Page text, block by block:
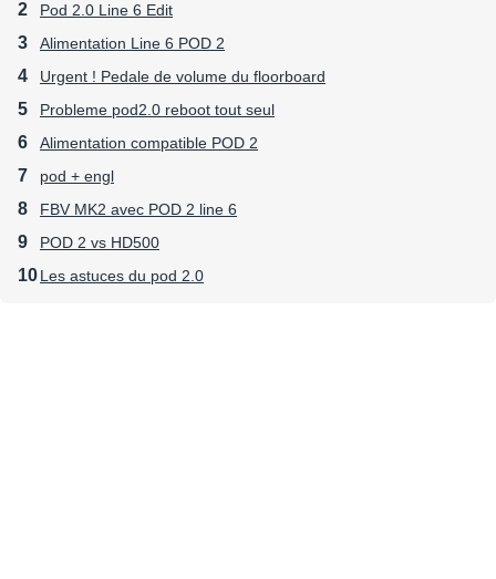
Pod 2.0 Line 6 Edit
Alimentation Line 6 POD 2
Urgent ! Pedale de volume du floorboard
Probleme pod2.0 reboot tout seul
Alimentation compatible POD 2
pod + engl
FBV MK2 avec POD 2 line 6
POD 2 vs HD500
Les astuces du pod 2.0